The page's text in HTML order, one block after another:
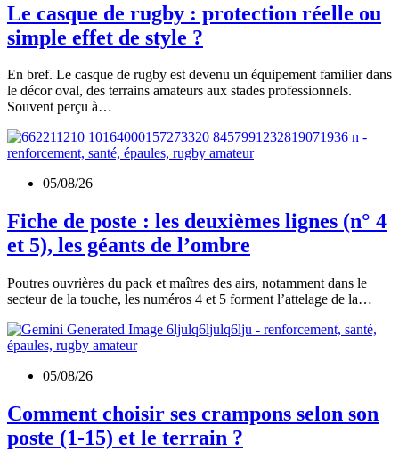
Le casque de rugby : protection réelle ou
simple effet de style ?
En bref. Le casque de rugby est devenu un équipement familier dans
le décor oval, des terrains amateurs aux stades professionnels.
Souvent perçu à…
05/08/26
Fiche de poste : les deuxièmes lignes (n° 4
et 5), les géants de l’ombre
Poutres ouvrières du pack et maîtres des airs, notamment dans le
secteur de la touche, les numéros 4 et 5 forment l’attelage de la…
05/08/26
Comment choisir ses crampons selon son
poste (1-15) et le terrain ?